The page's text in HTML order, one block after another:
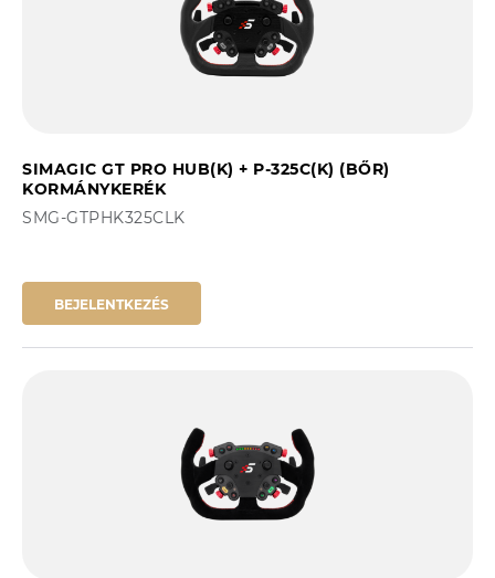
SIMAGIC GT PRO HUB(K) + P-325C(K) (BŐR)
KORMÁNYKERÉK
SMG-GTPHK325CLK
BEJELENTKEZÉS